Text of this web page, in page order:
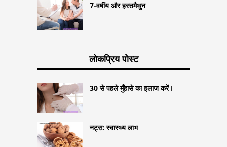
7-वर्षीय और हस्तमैथुन
लोकप्रिय पोस्ट
30 से पहले मुँहासे का इलाज करें।
नट्स: स्वास्थ्य लाभ